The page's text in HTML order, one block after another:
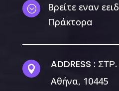
;
Βρείτε εναν
Πράκτορα
 ADDRESS :
Αθήνα, 10445